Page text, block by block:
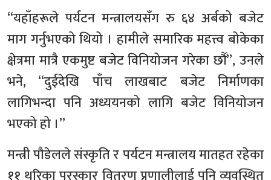
“यहाँहरूले पर्यटन मन्त्रालयसँग रु ६४ अर्बको बजेट
माग गर्नुभएको थियो । हामीले समारिक महत्त्व बोकेका
क्षेत्रमा मात्रै एकमुष्ट बजेट विनियोजन गरेका छौँ”, उनले
भने, “दुईदेखि पाँच लाखबाट बजेट निर्माणका
लागिभन्दा पनि अध्ययनको लागि बजेट विनियोजन
भएको हो ।”
मन्त्री पौडेलले संस्कृति र पर्यटन मन्त्रालय मातहत रहेका